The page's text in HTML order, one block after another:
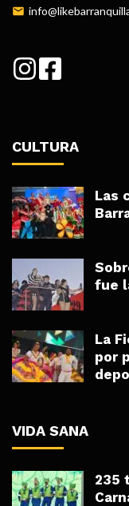
CULTURA
Las
fue
La
por
VIDA SANA
235